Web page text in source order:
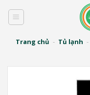
qua
dungTrang chủ - Tủ lạnh -